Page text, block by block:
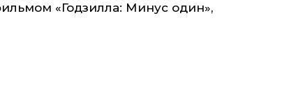
«Годзилла: Минус один»,